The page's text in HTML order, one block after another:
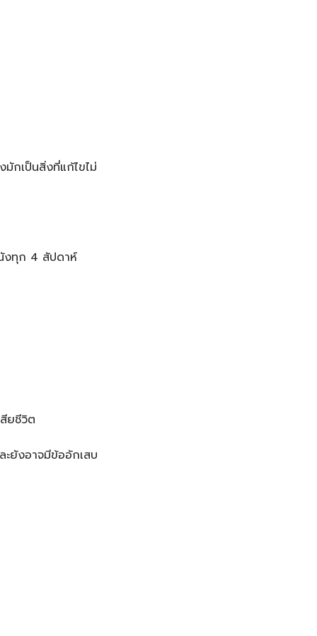
มักเป็นสิ่งที่แก้ไขไม่
งทุก 4 สัปดาห์
ยชีวิต
ะยังอาจมีข้ออักเสบ